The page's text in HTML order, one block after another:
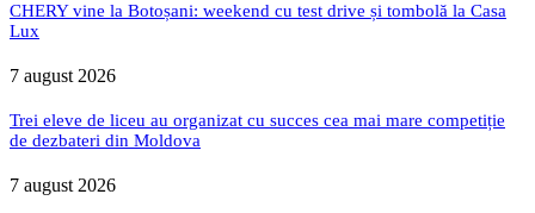
CHERY vine la Botoșani: weekend cu test drive și tombolă la Casa
Lux
7 august 2026
Trei eleve de liceu au organizat cu succes cea mai mare competiție
de dezbateri din Moldova
7 august 2026